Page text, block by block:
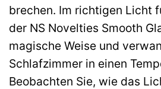
brechen. Im richtigen Licht
der NS Novelties Smooth
magische Weise und
Schlafzimmer in einen
Beobachten Sie, wie das